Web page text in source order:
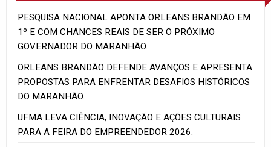
PESQUISA NACIONAL APONTA ORLEANS BRANDÃO EM
1º E COM CHANCES REAIS DE SER O PRÓXIMO
GOVERNADOR DO MARANHÃO.
ORLEANS BRANDÃO DEFENDE AVANÇOS E APRESENTA
PROPOSTAS PARA ENFRENTAR DESAFIOS HISTÓRICOS
DO MARANHÃO.
UFMA LEVA CIÊNCIA, INOVAÇÃO E AÇÕES CULTURAIS
PARA A FEIRA DO EMPREENDEDOR 2026.